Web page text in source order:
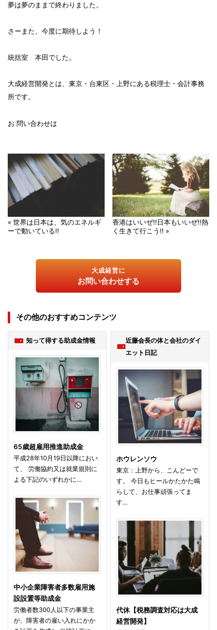
夢は夢のままで終わりました。
さーまた、今度に期待しよう！
統括室 本田でした。
大成経営開発とは、東京・台東区・上野にある税理士・会計事務
所です。
お 問い合わせは
« 世界は日本は、気のエネルギ
ーで動いている!!
香港はいいぜ!!日本もいいぜ!!熱
く生きて行こう!! »
大成経営に
お問い合わせする
その他のおすすめコンテンツ
知って得する助成金情報
65歳超雇用推進助成金
平成28年10月19日以降におい
て、 労働協約又は就業規則に
よる下記のいずれかに…
中小企業障害者多数雇用施
設設置等助成金
労働者数300人以下の事業主
が、障害者の雇い入れにかか
近藤会長の体と会社のダイ
エット日記
ホウレンソウ
東京：上野から、こんどーで
す。 今日もヒールかたかた鳴
らして、お仕事頑張ってま
す…
代休【税務調査対応は大成
経営開発】